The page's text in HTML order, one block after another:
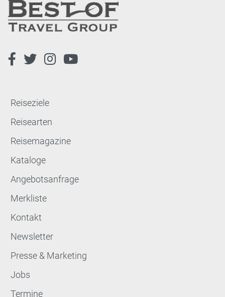
Reiseziele
Reisearten
Reisemagazine
Kataloge
Angebotsanfrage
Merkliste
Kontakt
Newsletter
Presse & Marketing
Jobs
Termine